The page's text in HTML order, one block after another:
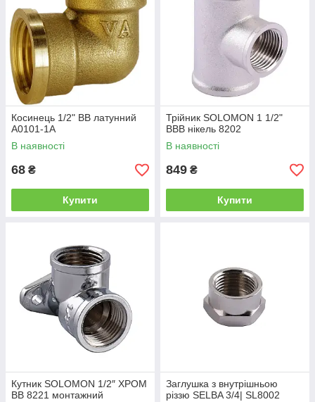
Косинець 1/2" ВВ латунний
А0101-1А
В наявності
68 ₴
Купити
Трійник SOLOMON 1 1/2"
ВВВ нікель 8202
В наявності
849 ₴
Купити
Кутник SOLOMON 1/2″ ХРОМ
ВВ 8221 монтажний
Заглушка з внутрішньою
різзю SELBA 3/4| SL8002